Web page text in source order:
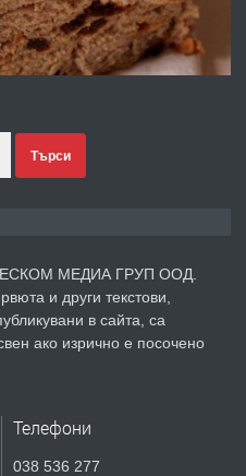
преди 3 дни
парцел в гр. Хасково кв.
преди 3 дни
обзаведен
Търси
ЕСКОМ МЕДИА ГРУП ООД.
и други текстови,
в сайта, са
ако изрично е посочено
Телефони
038 536 277